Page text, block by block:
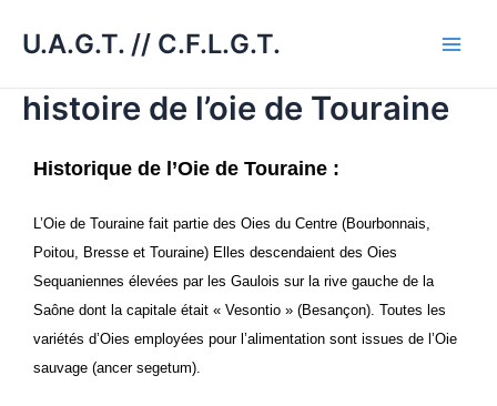
U.A.G.T. // C.F.L.G.T.
histoire de l’oie de Touraine
Historique de l’Oie de Touraine :
L’Oie de Touraine fait partie des Oies du Centre (Bourbonnais,
Poitou, Bresse et Touraine) Elles descendaient des Oies
Sequaniennes élevées par les Gaulois sur la rive gauche de la
Saône dont la capitale était « Vesontio » (Besançon). Toutes les
variétés d’Oies employées pour l’alimentation sont issues de l’Oie
sauvage (ancer segetum).